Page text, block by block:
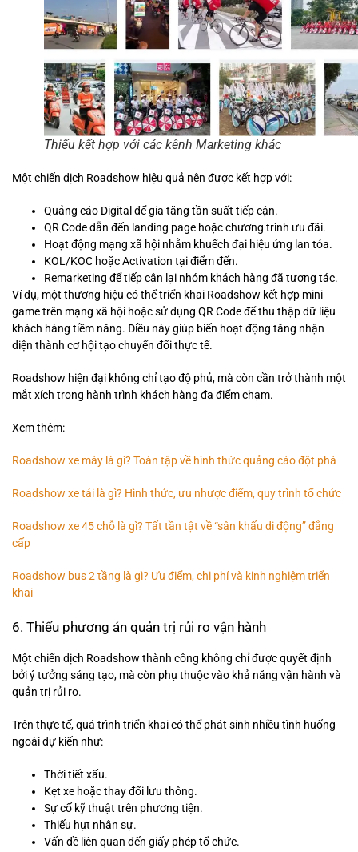
Thiếu kết hợp với các kênh Marketing khác
Một chiến dịch Roadshow hiệu quả nên được kết hợp với:
Quảng cáo Digital để gia tăng tần suất tiếp cận.
QR Code dẫn đến landing page hoặc chương trình ưu đãi.
Hoạt động mạng xã hội nhằm khuếch đại hiệu ứng lan tỏa.
KOL/KOC hoặc Activation tại điểm đến.
Remarketing để tiếp cận lại nhóm khách hàng đã tương tác.
Ví dụ, một thương hiệu có thể triển khai Roadshow kết hợp mini
game trên mạng xã hội hoặc sử dụng QR Code để thu thập dữ liệu
khách hàng tiềm năng. Điều này giúp biến hoạt động tăng nhận
diện thành cơ hội tạo chuyển đổi thực tế.
Roadshow hiện đại không chỉ tạo độ phủ, mà còn cần trở thành một
mắt xích trong hành trình khách hàng đa điểm chạm.
Xem thêm:
Roadshow xe máy là gì? Toàn tập về hình thức quảng cáo đột phá
Roadshow xe tải là gì? Hình thức, ưu nhược điểm, quy trình tổ chức
Roadshow xe 45 chỗ là gì? Tất tần tật về “sân khấu di động” đẳng
cấp
Roadshow bus 2 tầng là gì? Ưu điểm, chi phí và kinh nghiệm triển
khai
6. Thiếu phương án quản trị rủi ro vận hành
Một chiến dịch Roadshow thành công không chỉ được quyết định
bởi ý tưởng sáng tạo, mà còn phụ thuộc vào khả năng vận hành và
quản trị rủi ro.
Trên thực tế, quá trình triển khai có thể phát sinh nhiều tình huống
ngoài dự kiến như:
Thời tiết xấu.
Kẹt xe hoặc thay đổi lưu thông.
Sự cố kỹ thuật trên phương tiện.
Thiếu hụt nhân sự.
Vấn đề liên quan đến giấy phép tổ chức.